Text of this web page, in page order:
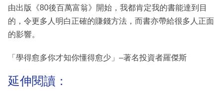
由出版《80後百萬富翁》開始，我都肯定我的書能達到目
的，令更多人明白正確的賺錢方法，而書亦帶給很多人正面
的影響。
「學得愈多你才知你懂得愈少」–著名投資者羅傑斯
延伸閱讀：